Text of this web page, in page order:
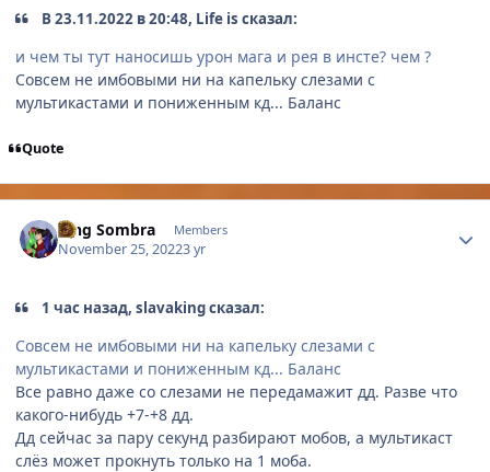
В 23.11.2022 в 20:48, Life is сказал:
и чем ты тут наносишь урон мага и рея в инсте? чем ?
Совсем не имбовыми ни на капельку слезами с
мультикастами и пониженным кд... Баланс
Quote
King Sombra Members
November 25, 20223 yr
1 час назад, slavaking сказал:
Совсем не имбовыми ни на капельку слезами с
мультикастами и пониженным кд... Баланс
Все равно даже со слезами не передамажит дд. Разве что
какого-нибудь +7-+8 дд.
Дд сейчас за пару секунд разбирают мобов, а мультикаст
слёз может прокнуть только на 1 моба.